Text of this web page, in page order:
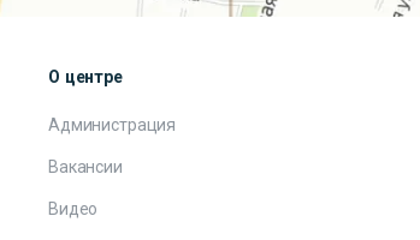
О центре
Администрация
Вакансии
Видео